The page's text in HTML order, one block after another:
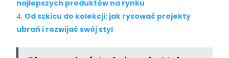
najlepszych produktów na rynku
Od szkicu do kolekcji: jak rysować projekty
ubrań i rozwijać swój styl